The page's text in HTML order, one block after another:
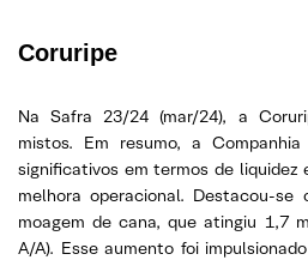
Coruripe
Na Safra 23/24 (mar/24), a
mistos. Em resumo, a
significativos em termos de liquidez
melhora operacional. Destacou-
moagem de cana, que atingiu 1,7
A/A). Esse aumento foi